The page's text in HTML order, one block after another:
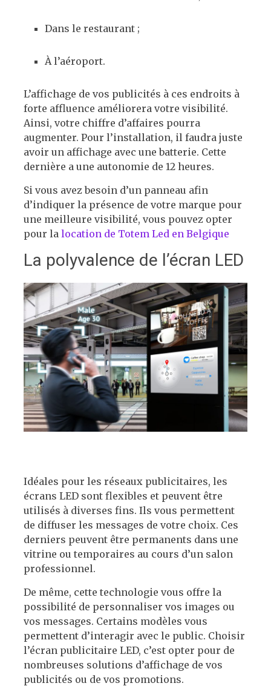
Dans le restaurant ;
À l’aéroport.
L’affichage de vos publicités à ces endroits à
forte affluence améliorera votre visibilité.
Ainsi, votre chiffre d’affaires pourra
augmenter. Pour l’installation, il faudra juste
avoir un affichage avec une batterie. Cette
dernière a une autonomie de 12 heures.
Si vous avez besoin d’un panneau afin
d’indiquer la présence de votre marque pour
une meilleure visibilité, vous pouvez opter
pour la location de Totem Led en Belgique
La polyvalence de l’écran LED
Idéales pour les réseaux publicitaires, les
écrans LED sont flexibles et peuvent être
utilisés à diverses fins. Ils vous permettent
de diffuser les messages de votre choix. Ces
derniers peuvent être permanents dans une
vitrine ou temporaires au cours d’un salon
professionnel.
De même, cette technologie vous offre la
possibilité de personnaliser vos images ou
vos messages. Certains modèles vous
permettent d’interagir avec le public. Choisir
l’écran publicitaire LED, c’est opter pour de
nombreuses solutions d’affichage de vos
publicités ou de vos promotions.